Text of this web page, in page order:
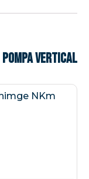
Pompa Vertical